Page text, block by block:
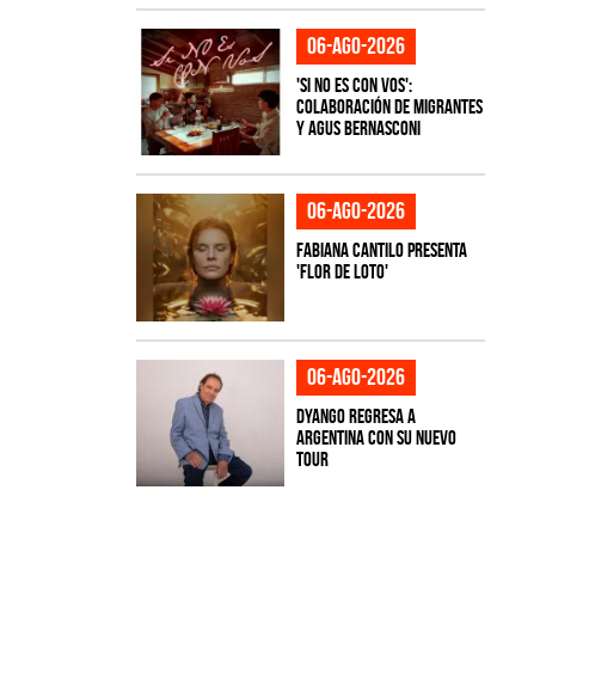
06-ago-2026
'Si No Es Con Vos':
colaboración de Migrantes
y Agus Bernasconi
06-ago-2026
Fabiana Cantilo presenta
'Flor de Loto'
06-ago-2026
Dyango regresa a
Argentina con su nuevo
tour